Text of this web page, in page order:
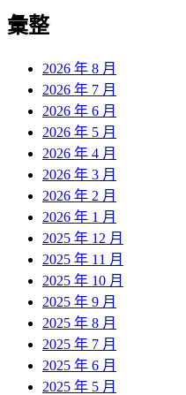
彙整
2026 年 8 月
2026 年 7 月
2026 年 6 月
2026 年 5 月
2026 年 4 月
2026 年 3 月
2026 年 2 月
2026 年 1 月
2025 年 12 月
2025 年 11 月
2025 年 10 月
2025 年 9 月
2025 年 8 月
2025 年 7 月
2025 年 6 月
2025 年 5 月